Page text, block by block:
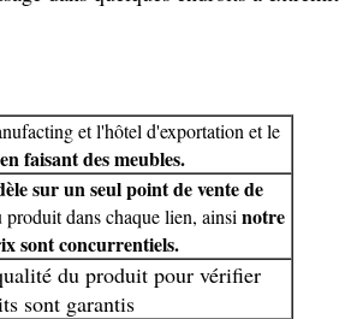
et l'hôtel d'exportation et le
faisant des meubles.
sur un seul point de vente de
dans chaque lien, ainsi notre
sont concurrentiels.
du produit pour vérifier
sont garantis